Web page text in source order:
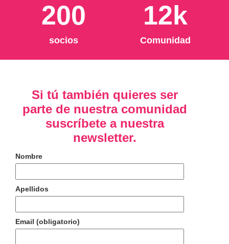
200
socios
12k
Comunidad
Si tú también quieres ser
parte de nuestra comunidad
suscríbete a nuestra
newsletter.
Nombre
Apellidos
Email (obligatorio)